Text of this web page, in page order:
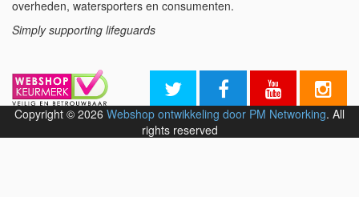
overheden, watersporters en consumenten.
Simply supporting lifeguards
Copyright © 2026 Webshop ontwikkeling door PM Networking. All
rights reserved